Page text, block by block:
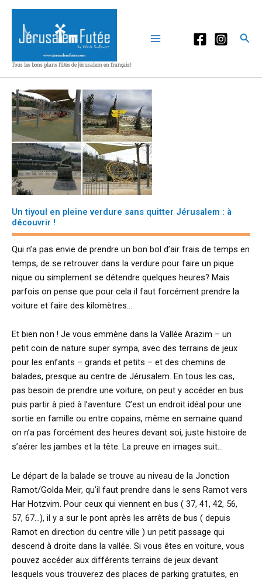
Aller
contenu
Tous les bons plans fûtés de Jérusalem en français!
Un tiyoul en pleine verdure sans quitter Jérusalem : à
découvrir !
Qui n’a pas envie de prendre un bon bol d’air frais de temps en
temps, de se retrouver dans la verdure pour faire un pique
nique ou simplement se détendre quelques heures? Mais
parfois on pense que pour cela il faut forcément prendre la
voiture et faire des kilomètres…
Et bien non ! Je vous emmène dans la Vallée Arazim – un
petit coin de nature super sympa, avec des terrains de jeux
pour les enfants – grands et petits – et des chemins de
balades, presque au centre de Jérusalem. En tous les cas,
pas besoin de prendre une voiture, on peut y accéder en bus
puis partir à pied à l’aventure. C’est un endroit idéal pour une
sortie en famille ou entre copains, même en semaine quand
on n’a pas forcément des heures devant soi, juste histoire de
s’aérer les jambes et la tête. La preuve en images suit…
Le départ de la balade se trouve au niveau de la Jonction
Ramot/Golda Meir, qu’il faut prendre dans le sens Ramot vers
Har Hotzvim. Pour ceux qui viennent en bus ( 37, 41, 42, 56,
57, 67…), il y a sur le pont après les arrêts de bus ( depuis
Ramot en direction du centre ville ) un petit passage qui
descend à droite dans la vallée. Si vous êtes en voiture, vous
pouvez accéder aux différents terrains de jeux devant
lesquels vous trouverez des places de parking gratuites, en